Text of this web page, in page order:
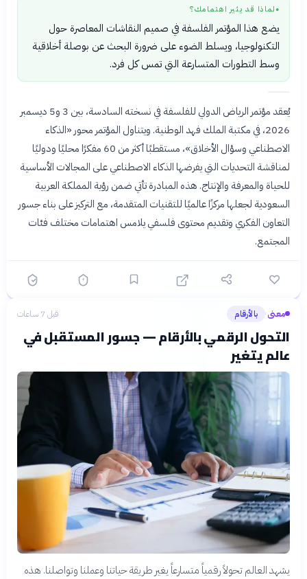
● لماذا قد يثير اهتمامك؟
يضع هذا المؤتمر الفلسفة في صميم النقاشات المعاصرة حول
التكنولوجيا، ويسلط الضوء على ضرورة البحث عن بوصلة أخلاقية
وسط التطورات المتسارعة التي تمس كل فرد.
يُعقد مؤتمر الرياض الدولي للفلسفة في نسخته السادسة، بين 3 و5 ديسمبر
2026، في مكتبة الملك فهد الوطنية. ويتناول المؤتمر محور «الذكاء
الاصطناعي وسؤال الأخلاق»، مستقطبًا أكثر من 60 مفكرًا محليًا ودوليًا
لمناقشة التحديات التي يفرضها الذكاء الاصطناعي على المجالات الأساسية
للحياة والمعرفة والإنتاج. هذه المبادرة تأتي ضمن رؤية المملكة العربية
السعودية لجعلها مركزًا عالميًا للتقنيات المتقدمة، مع التركيز على بناء جسور
التعاون الفكري وتقديم محتوى فلسفي يلامس اهتمامات مختلف فئات
المجتمع.
معنى› بالأرقام قبل 7 ساعات
التحول الرقمي بالأرقام — جسور المستقبل في
عالم يتغير
يشهد العالم تحولاً رقمياً متسارعاً يغير طريقة حياتنا وعملنا وتواصلنا. هذه